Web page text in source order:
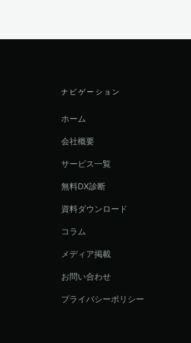
ナビゲーション
ホーム
会社概要
サービス一覧
無料DX診断
資料ダウンロード
コラム
メディア掲載
お問い合わせ
プライバシーポリシー